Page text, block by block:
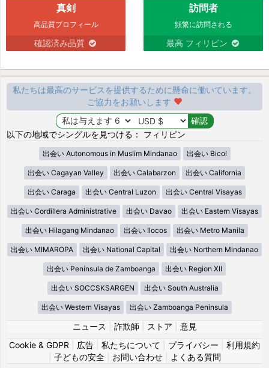
真剣
高品質プロフィール
確認済み品質
訪問者
頻繁に訪問される
最高 フィリピン
私たちは最高のサービスを提供するために懸命に働いています。
ご協力をお願いします
以下の地域でシングルを見つける： フィリピン
出会い Autonomous in Muslim Mindanao 出会い Bicol
出会い Cagayan Valley 出会い Calabarzon 出会い California
出会い Caraga 出会い Central Luzon 出会い Central Visayas
出会い Cordillera Administrative 出会い Davao 出会い Eastern Visayas
出会い Hilagang Mindanao 出会い Ilocos 出会い Metro Manila
出会い MIMAROPA 出会い National Capital 出会い Northern Mindanao
出会い Península de Zamboanga 出会い Region XII
出会い SOCCSKSARGEN 出会い South Australia
出会い Western Visayas 出会い Zamboanga Peninsula
ニュース 詐欺師 ストア
意見
Cookie & GDPR
広告 私たちについて プライバシー
利用規約
子どもの安全| お問い合わせ| よくある質問